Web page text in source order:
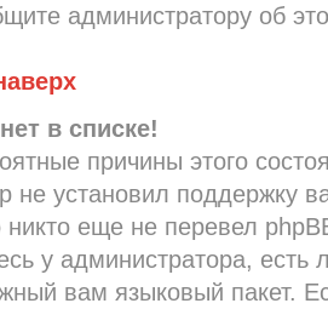
администратору об
в списке!
причины этого
не установил поддержку
никто еще не перевел
у администратора, есть
вам языковый пакет.